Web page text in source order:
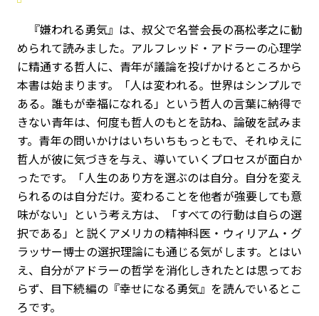
『嫌われる勇気』は、叔父で名誉会長の髙松孝之に勧
められて読みました。アルフレッド・アドラーの心理学
に精通する哲人に、青年が議論を投げかけるところから
本書は始まります。「人は変われる。世界はシンプルで
ある。誰もが幸福になれる」という哲人の言葉に納得で
きない青年は、何度も哲人のもとを訪ね、論破を試みま
す。青年の問いかけはいちいちもっともで、それゆえに
哲人が彼に気づきを与え、導いていくプロセスが面白か
ったです。「人生のあり方を選ぶのは自分。自分を変え
られるのは自分だけ。変わることを他者が強要しても意
味がない」という考え方は、「すべての行動は自らの選
択である」と説くアメリカの精神科医・ウィリアム・グ
ラッサー博士の選択理論にも通じる気がします。とはい
え、自分がアドラーの哲学を消化しきれたとは思ってお
らず、目下続編の『幸せになる勇気』を読んでいるとこ
ろです。